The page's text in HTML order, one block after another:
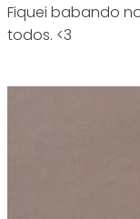
Fiquei babando
todos. <3